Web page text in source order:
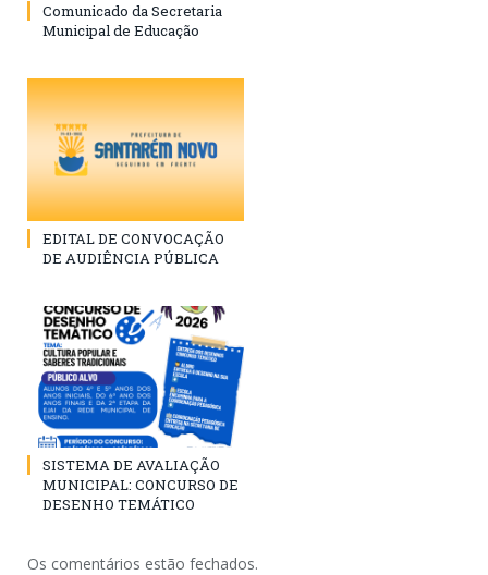
Comunicado da Secretaria
Municipal de Educação
EDITAL DE CONVOCAÇÃO
DE AUDIÊNCIA PÚBLICA
SISTEMA DE AVALIAÇÃO
MUNICIPAL: CONCURSO DE
DESENHO TEMÁTICO
Os comentários estão fechados.